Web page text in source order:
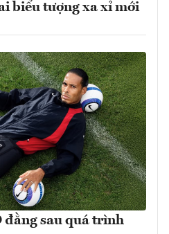
biểu tượng xa xỉ mới
đằng sau quá trình